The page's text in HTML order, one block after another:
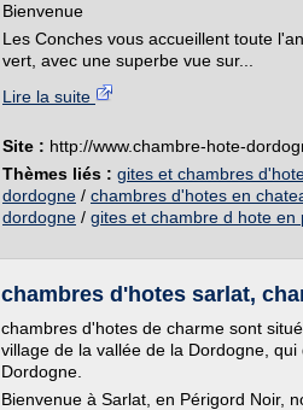
Bienvenue
Les Conches vous accueillent toute
vert, avec une superbe vue sur...
Lire la suite
Site : http://www.chambre-hote-
Thèmes liés : gites et chambres
dordogne / chambres d'hotes en
dordogne / gites et chambre d hote en
chambres d'hotes sarlat,
chambres d'hotes de charme sont
village de la vallée de la Dordogne,
Dordogne.
Bienvenue à Sarlat, en Périgord Noir,